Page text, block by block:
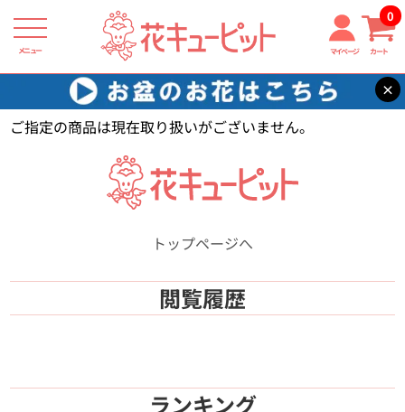
メニュー マイページ カート
0
×
花キューピット 【】
ご指定の商品は現在取り扱いがございません。
トップページへ
閲覧履歴
ランキング